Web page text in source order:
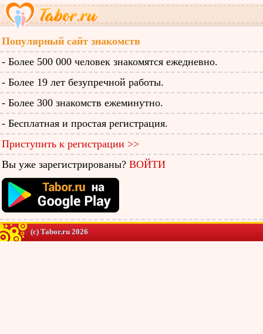
Популярный сайт знакомств
- Более 500 000 человек знакомятся ежедневно.
- Более 19 лет безупречной работы.
- Более 300 знакомств ежеминутно.
- Бесплатная и простая регистрация.
Приступить к регистрации >>
Вы уже зарегистрированы? ВОЙТИ
(c) Tabor.ru 2026